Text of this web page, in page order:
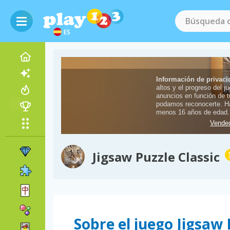
ES
Jigsaw Puzzle Classic
Sobre el juego Jigsaw